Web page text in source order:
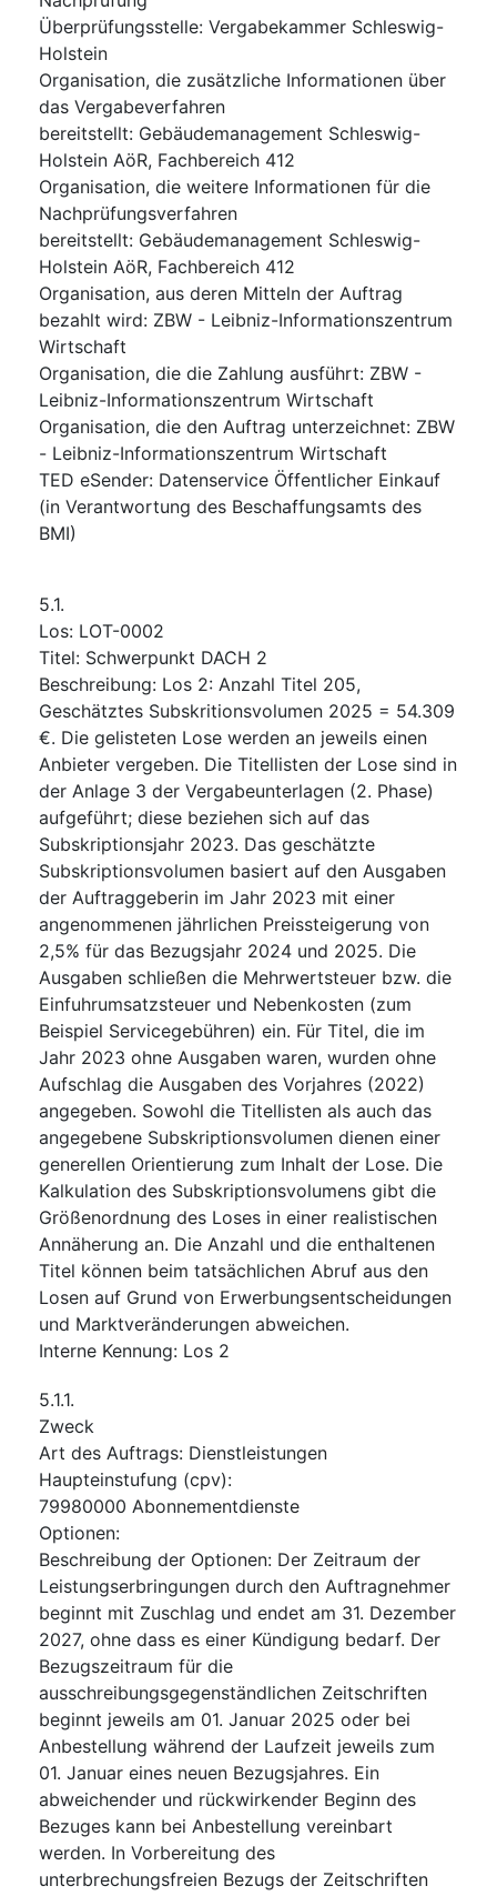
Überprüfungsstelle: Vergabekammer Schleswig-
Holstein
Organisation, die zusätzliche Informationen über
das Vergabeverfahren
bereitstellt: Gebäudemanagement Schleswig-
Holstein AöR, Fachbereich 412
Organisation, die weitere Informationen für die
Nachprüfungsverfahren
bereitstellt: Gebäudemanagement Schleswig-
Holstein AöR, Fachbereich 412
Organisation, aus deren Mitteln der Auftrag
bezahlt wird: ZBW - Leibniz-Informationszentrum
Wirtschaft
Organisation, die die Zahlung ausführt: ZBW -
Leibniz-Informationszentrum Wirtschaft
Organisation, die den Auftrag unterzeichnet: ZBW
- Leibniz-Informationszentrum Wirtschaft
TED eSender: Datenservice Öffentlicher Einkauf
(in Verantwortung des Beschaffungsamts des
BMI)
5.1.
Los: LOT-0002
Titel: Schwerpunkt DACH 2
Beschreibung: Los 2: Anzahl Titel 205,
Geschätztes Subskritionsvolumen 2025 = 54.309
€. Die gelisteten Lose werden an jeweils einen
Anbieter vergeben. Die Titellisten der Lose sind in
der Anlage 3 der Vergabeunterlagen (2. Phase)
aufgeführt; diese beziehen sich auf das
Subskriptionsjahr 2023. Das geschätzte
Subskriptionsvolumen basiert auf den Ausgaben
der Auftraggeberin im Jahr 2023 mit einer
angenommenen jährlichen Preissteigerung von
2,5% für das Bezugsjahr 2024 und 2025. Die
Ausgaben schließen die Mehrwertsteuer bzw. die
Einfuhrumsatzsteuer und Nebenkosten (zum
Beispiel Servicegebühren) ein. Für Titel, die im
Jahr 2023 ohne Ausgaben waren, wurden ohne
Aufschlag die Ausgaben des Vorjahres (2022)
angegeben. Sowohl die Titellisten als auch das
angegebene Subskriptionsvolumen dienen einer
generellen Orientierung zum Inhalt der Lose. Die
Kalkulation des Subskriptionsvolumens gibt die
Größenordnung des Loses in einer realistischen
Annäherung an. Die Anzahl und die enthaltenen
Titel können beim tatsächlichen Abruf aus den
Losen auf Grund von Erwerbungsentscheidungen
und Marktveränderungen abweichen.
Interne Kennung: Los 2
5.1.1.
Zweck
Art des Auftrags: Dienstleistungen
Haupteinstufung (cpv):
79980000 Abonnementdienste
Optionen:
Beschreibung der Optionen: Der Zeitraum der
Leistungserbringungen durch den Auftragnehmer
beginnt mit Zuschlag und endet am 31. Dezember
2027, ohne dass es einer Kündigung bedarf. Der
Bezugszeitraum für die
ausschreibungsgegenständlichen Zeitschriften
beginnt jeweils am 01. Januar 2025 oder bei
Anbestellung während der Laufzeit jeweils zum
01. Januar eines neuen Bezugsjahres. Ein
abweichender und rückwirkender Beginn des
Bezuges kann bei Anbestellung vereinbart
werden. In Vorbereitung des
unterbrechungsfreien Bezugs der Zeitschriften